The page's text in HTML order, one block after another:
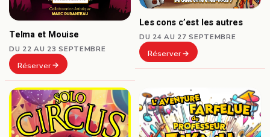
Telma et Mouise
DU 22 AU 23 SEPTEMBRE
Réserver
Les cons c’est les autres
DU 24 AU 27 SEPTEMBRE
Réserver